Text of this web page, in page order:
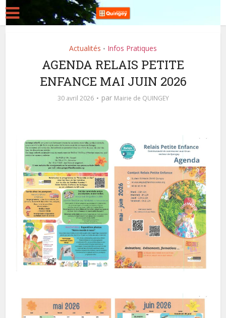
Actualités • Infos Pratiques
AGENDA RELAIS PETITE
ENFANCE MAI JUIN 2026
30 avril 2026 par Mairie de QUINGEY